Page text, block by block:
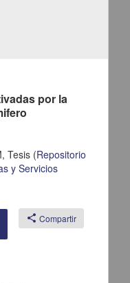
del gene del
por la
Tesis (Repositorio
y Servicios
share Compartir